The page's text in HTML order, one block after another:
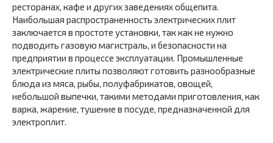
ресторанах, кафе и других заведениях общепита.
Наибольшая распространенность электрических плит
заключается в простоте установки, так как не нужно
подводить газовую магистраль, и безопасности на
предприятии в процессе эксплуатации. Промышленные
электрические плиты позволяют готовить разнообразные
блюда из мяса, рыбы, полуфабрикатов, овощей,
небольшой выпечки, такими методами приготовления, как
варка, жарение, тушение в посуде, предназначенной для
электроплит.